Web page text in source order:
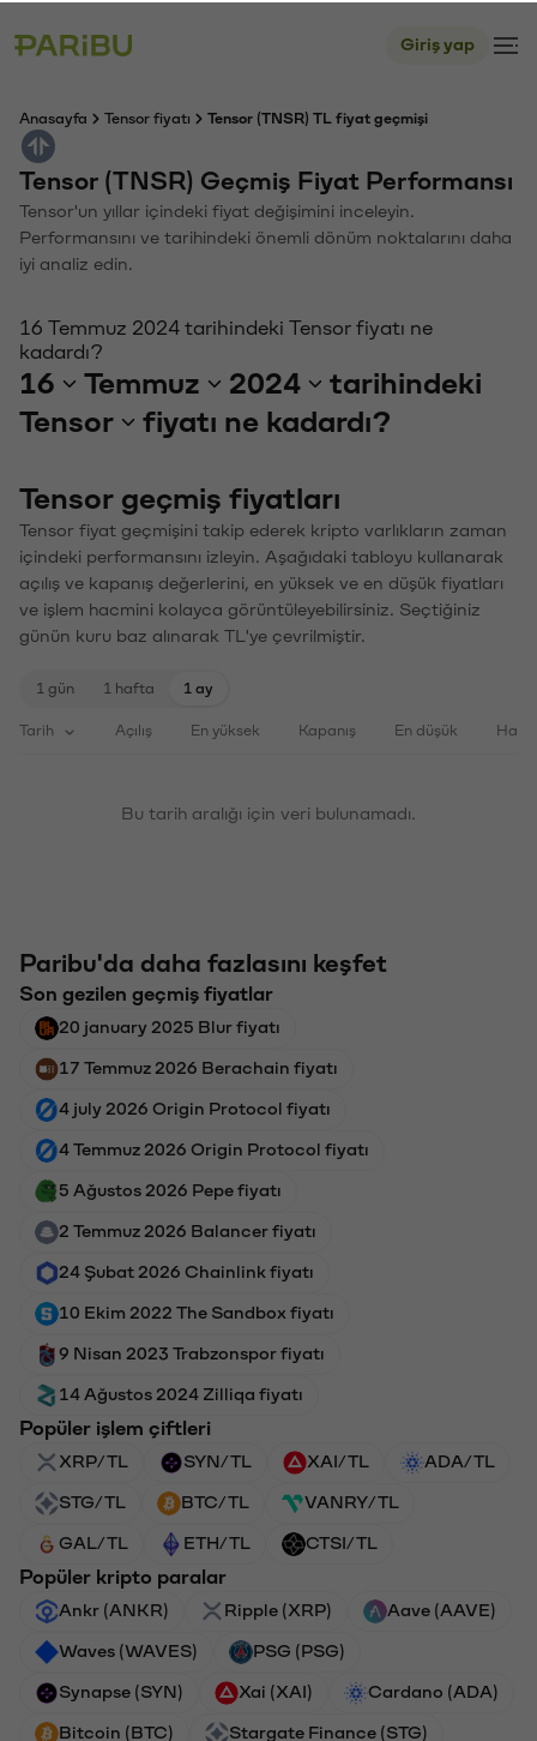
Giriş yap
Anasayfa Tensor fiyatı Tensor (TNSR) TL fiyat geçmişi
Tensor (TNSR) Geçmiş Fiyat Performansı
Tensor'un yıllar içindeki fiyat değişimini inceleyin.
Performansını ve tarihindeki önemli dönüm noktalarını daha
iyi analiz edin.
16 Temmuz 2024 tarihindeki Tensor fiyatı ne
kadardı?
16 Temmuz 2024
tarihindeki
Tensor
fiyatı ne kadardı?
Tensor geçmiş fiyatları
Tensor fiyat geçmişini takip ederek kripto varlıkların zaman
içindeki performansını izleyin. Aşağıdaki tabloyu kullanarak
açılış ve kapanış değerlerini, en yüksek ve en düşük fiyatları
ve işlem hacmini kolayca görüntüleyebilirsiniz. Seçtiğiniz
günün kuru baz alınarak TL'ye çevrilmiştir.
1 gün 1 hafta 1 ay
Tarih Açılış En yüksek Kapanış En düşük
Bu tarih aralığı için veri bulunamadı.
Paribu'da daha fazlasını keşfet
Son gezilen geçmiş fiyatlar
20 january 2025 Blur fiyatı
17 Temmuz 2026 Berachain fiyatı
4 july 2026 Origin Protocol fiyatı
4 Temmuz 2026 Origin Protocol fiyatı
5 Ağustos 2026 Pepe fiyatı
2 Temmuz 2026 Balancer fiyatı
24 Şubat 2026 Chainlink fiyatı
10 Ekim 2022 The Sandbox fiyatı
9 Nisan 2023 Trabzonspor fiyatı
14 Ağustos 2024 Zilliqa fiyatı
Popüler işlem çiftleri
XRP/TL SYN/TL XAI/TL ADA/TL
STG/TL BTC/TL VANRY/TL
GAL/TL ETH/TL CTSI/TL
Popüler kripto paralar
Ankr (ANKR) Ripple (XRP) Aave (AAVE)
Waves (WAVES) PSG (PSG)
Synapse (SYN) Xai (XAI) Cardano (ADA)
Bitcoin (BTC) Stargate Finance (STG)